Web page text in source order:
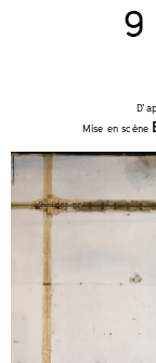
9
Mise en scène